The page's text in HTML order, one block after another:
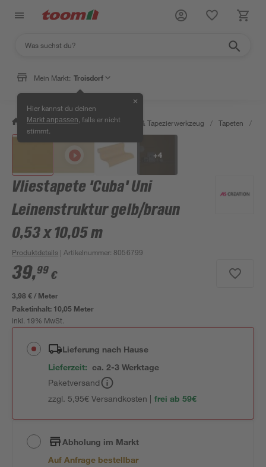
Mein Markt: Troisdorf
Hier kannst du deinen
Markt anpassen , falls er nicht
stimmt.
✕
/ Wohnen & Haushalt / Tapeten & Tapezierwerkzeug / Tapeten /
+4
Vliestapete 'Cuba' Uni
Leinenstruktur gelb/braun
0,53 x 10,05 m
Produktdetails | Artikelnummer: 8056799
39,99 €
3,98 € / Meter
Paketinhalt: 10,05 Meter
inkl. 19% MwSt.
Lieferung nach Hause
Lieferzeit: ca. 2-3 Werktage
Paketversand
zzgl. 5,95€ Versandkosten | frei ab 59€
Abholung im Markt
Auf Anfrage bestellbar